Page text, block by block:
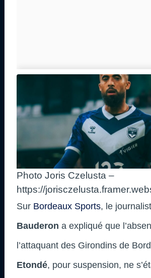
Photo Joris Czelusta –
https://
Sur Bordeaux Sports, le
Bauderon a expliqué que
l’attaquant des Girondins de
Etondé, pour suspension, ne